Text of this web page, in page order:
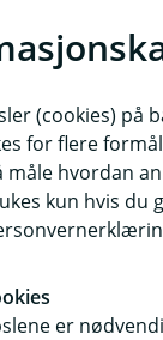
du skal
opp en
til å holde styr
på, og som
to hvis du har
(cookies) på
for flere
måle hvordan
kun hvis du
er